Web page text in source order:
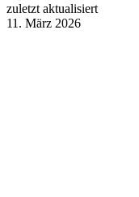
zuletzt aktualisiert
11. März 2026